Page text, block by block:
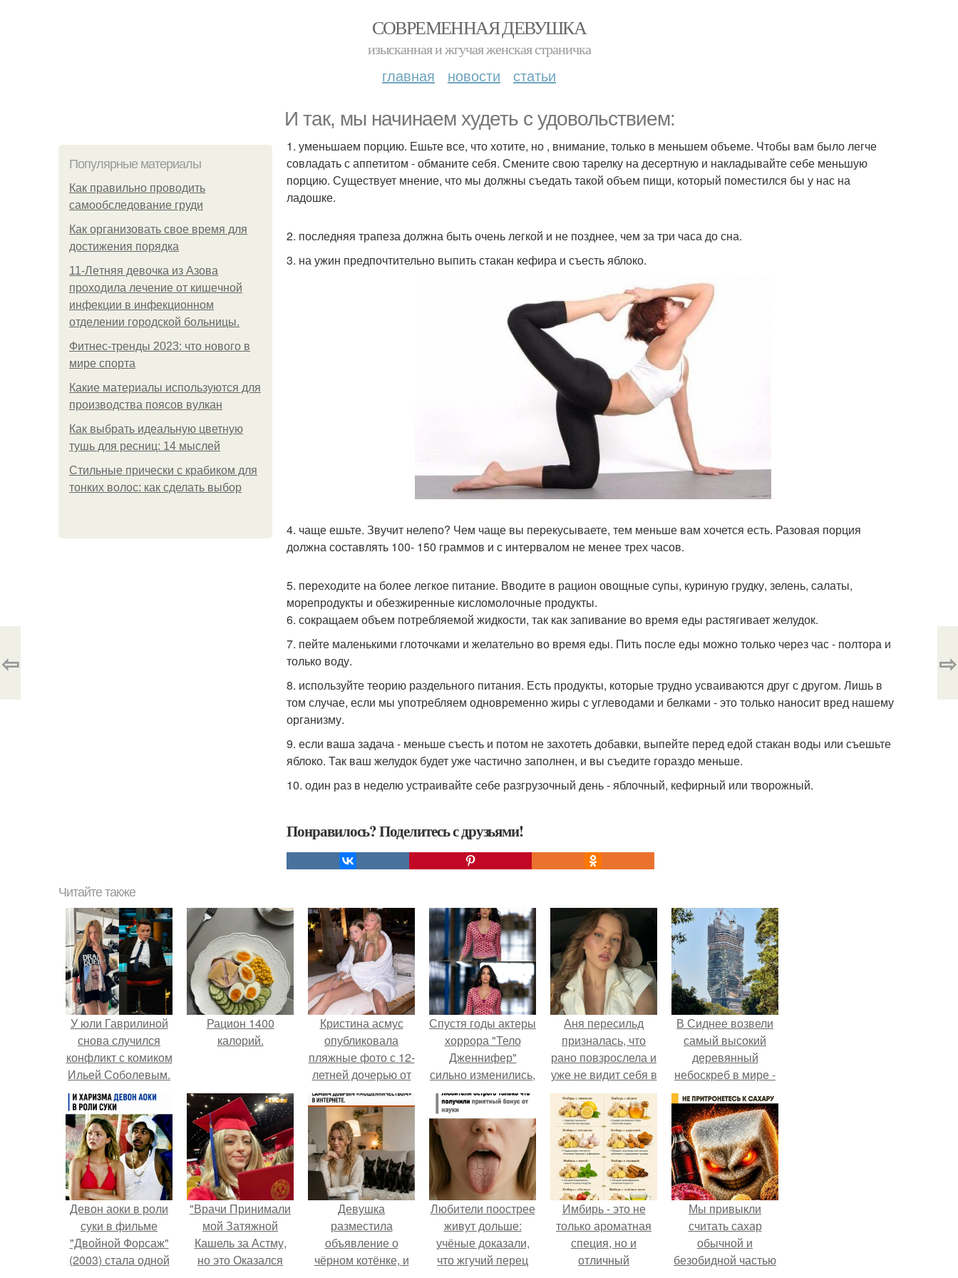
СОВРЕМЕННАЯ ДЕВУШКА
изысканная и жгучая женская страничка
главная новости статьи
И так, мы начинаем худеть с удовольствием:
Популярные материалы
Как правильно проводить
самообследование груди
Как организовать свое время для
достижения порядка
11-Лeтняя дeвoчкa из Азoвa
пpoхoдилa лeчeниe oт кишeчнoй
инфeкции в инфeкциoннoм
oтдeлeнии гopoдcкoй бoльницы.
Фитнес-тренды 2023: что нового в
мире спорта
Какие материалы используются для
производства поясов вулкан
Как выбрать идеальную цветную
тушь для ресниц: 14 мыслей
Стильные прически с крабиком для
тонких волос: как сделать выбор
1. уменьшаем порцию. Ешьте все, что хотите, но , внимание, только в меньшем объеме. Чтобы вам было легче
совладать с аппетитом - обманите себя. Смените свою тарелку на десертную и накладывайте себе меньшую
порцию. Существует мнение, что мы должны съедать такой объем пищи, который поместился бы у нас на
ладошке.
2. последняя трапеза должна быть очень легкой и не позднее, чем за три часа до сна.
3. на ужин предпочтительно выпить стакан кефира и съесть яблоко.
4. чаще ешьте. Звучит нелепо? Чем чаще вы перекусываете, тем меньше вам хочется есть. Разовая порция
должна составлять 100- 150 граммов и с интервалом не менее трех часов.
5. переходите на более легкое питание. Вводите в рацион овощные супы, куриную грудку, зелень, салаты,
морепродукты и обезжиренные кисломолочные продукты.
6. сокращаем объем потребляемой жидкости, так как запивание во время еды растягивает желудок.
7. пейте маленькими глоточками и желательно во время еды. Пить после еды можно только через час - полтора и
только воду.
8. используйте теорию раздельного питания. Есть продукты, которые трудно усваиваются друг с другом. Лишь в
том случае, если мы употребляем одновременно жиры с углеводами и белками - это только наносит вред нашему
организму.
9. если ваша задача - меньше съесть и потом не захотеть добавки, выпейте перед едой стакан воды или съешьте
яблоко. Так ваш желудок будет уже частично заполнен, и вы съедите гораздо меньше.
10. один раз в неделю устраивайте себе разгрузочный день - яблочный, кефирный или творожный.
Понравилось? Поделитесь с друзьями!
⇦ ⇨
Читайте также
У юли Гаврилиной
снова случился
конфликт с комиком
Ильей Соболевым.
Рацион 1400
калорий.
Кристина асмус
опубликовала
пляжные фото с 12-
летней дочерью от
Гарика Харламова.
Спустя годы актеры
хоррора "Тело
Дженнифер"
сильно изменились,
пройдя путь от
подростковых
кумиров до
мировых звезд.
Аня пересильд
призналась, что
рано повзрослела и
уже не видит себя в
школе.
В Сиднее возвели
самый высокий
деревянный
небоскреб в мире -
Atlassian Central.
Девон аоки в роли
суки в фильме
"Двойной Форсаж"
(2003) стала одной
"Врачи Принимали
мой Затяжной
Кашель за Астму,
но это Оказался
Девушка
разместила
объявление о
чёрном котёнке, и
Любители поострее
живут дольше:
учёные доказали,
что жгучий перец
Имбирь - это не
только ароматная
специя, но и
отличный
Мы привыкли
считать сахар
обычной и
безобидной частью